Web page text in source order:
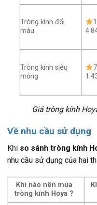
Tròng kính đổi
màu
Tròng kính siêu
mỏng
Giá tròng kính
Về nhu cầu sử dụng
Khi so sánh tròng kính
nhu cầu sử dụng của hai
Khi nào nên mua
tròng kính Hoya ?